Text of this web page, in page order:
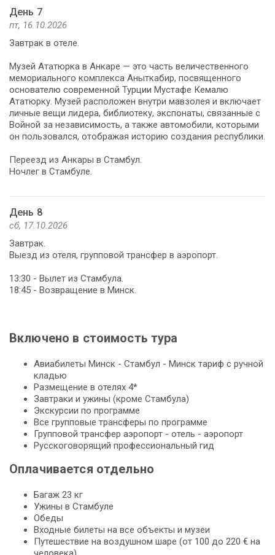
День 7
пт, 16.10.2026
Завтрак в отеле.
Музей Ататюрка в Анкаре — это часть величественного
мемориального комплекса Аныткабир, посвященного
основателю современной Турции Мустафе Кемалю
Ататюрку. Музей расположен внутри мавзолея и включает
личные вещи лидера, библиотеку, экспонаты, связанные с
Войной за независимость, а также автомобили, которыми
он пользовался, отображая историю создания республики.
Переезд из Анкары в Стамбул.
Ночлег в Стамбуле.
День 8
сб, 17.10.2026
Завтрак.
Выезд из отеля, групповой трансфер в аэропорт.
13:30 - Вылет из Стамбула.
18:45 - Возвращение в Минск.
Включено в стоимость тура
Авиабилеты Минск - Стамбул - Минск тариф с ручной
кладью
Размещение в отелях 4*
Завтраки и ужины (кроме Стамбула)
Экскурсии по программе
Все групповые трансферы по программе
Групповой трансфер аэропорт - отель - аэропорт
Русскоговорящий профессиональный гид
Оплачивается отдельно
Багаж 23 кг
Ужины в Стамбуле
Обеды
Входные билеты на все объекты и музеи
Путешествие на воздушном шаре (от 100 до 220 € на